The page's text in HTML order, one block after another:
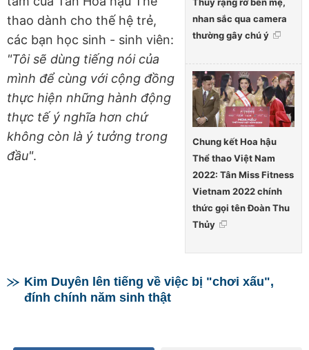
nhan sắc qua camera
thường gây chú ý
Chung kết Hoa hậu
Thể thao Việt Nam
2022: Tân Miss Fitness
Vietnam 2022 chính
thức gọi tên Đoàn Thu
Thủy
thao dành cho thế hệ trẻ,
các bạn học sinh - sinh viên:
"Tôi sẽ dùng tiếng nói của
mình để cùng với cộng đồng
thực hiện những hành động
thực tế ý nghĩa hơn chứ
không còn là ý tưởng trong
đầu".
Kim Duyên lên tiếng về việc bị "chơi xấu",
đính chính năm sinh thật